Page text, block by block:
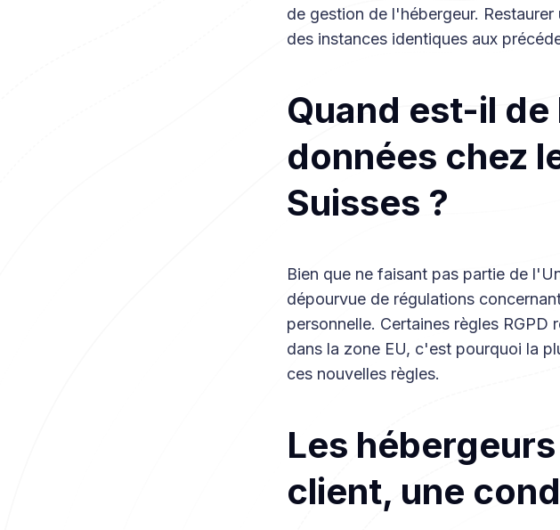
de gestion de l'hébergeur.
des instances identiques aux
Quand est-il
données chez
Suisses ?
Bien que ne faisant pas partie de
dépourvue de régulations
personnelle. Certaines règles
dans la zone EU, c'est pourquoi la
ces nouvelles règles.
Les
client, une